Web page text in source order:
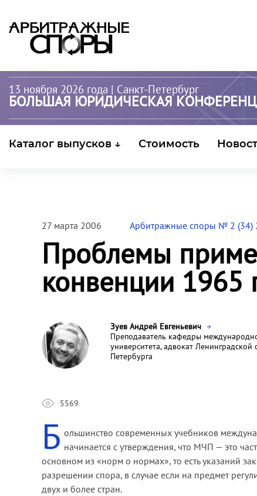
13 ноября 2026 года | Санкт-Петербург
БОЛЬШАЯ ЮРИДИЧЕСКАЯ
Каталог выпусков ↓ Стоимость
27 марта 2006 Арбитражные споры № 2 (34)
Проблемы
конвенции 1965
Зуев Андрей Евгеньевич
Преподаватель кафедры
университета, адвокат
Петербурга
5569
Б ольшинство современных учебников
начинается с утверждения, что МЧП — это
основном из «норм о нормах», то есть указаний
разрешении спора, в случае если на предмет
двух и более стран.